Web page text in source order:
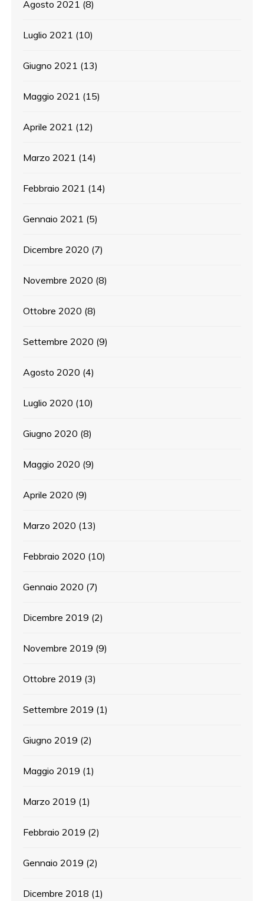
Agosto 2021 (8)
Luglio 2021 (10)
Giugno 2021 (13)
Maggio 2021 (15)
Aprile 2021 (12)
Marzo 2021 (14)
Febbraio 2021 (14)
Gennaio 2021 (5)
Dicembre 2020 (7)
Novembre 2020 (8)
Ottobre 2020 (8)
Settembre 2020 (9)
Agosto 2020 (4)
Luglio 2020 (10)
Giugno 2020 (8)
Maggio 2020 (9)
Aprile 2020 (9)
Marzo 2020 (13)
Febbraio 2020 (10)
Gennaio 2020 (7)
Dicembre 2019 (2)
Novembre 2019 (9)
Ottobre 2019 (3)
Settembre 2019 (1)
Giugno 2019 (2)
Maggio 2019 (1)
Marzo 2019 (1)
Febbraio 2019 (2)
Gennaio 2019 (2)
Dicembre 2018 (1)